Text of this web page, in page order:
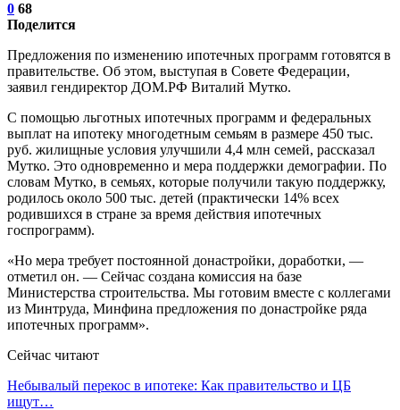
0 68
Поделится
Предложения по изменению ипотечных программ готовятся в
правительстве. Об этом, выступая в Совете Федерации,
заявил гендиректор ДОМ.РФ Виталий Мутко.
С помощью льготных ипотечных программ и федеральных
выплат на ипотеку многодетным семьям в размере 450 тыс.
руб. жилищные условия улучшили 4,4 млн семей, рассказал
Мутко. Это одновременно и мера поддержки демографии. По
словам Мутко, в семьях, которые получили такую поддержку,
родилось около 500 тыс. детей (практически 14% всех
родившихся в стране за время действия ипотечных
госпрограмм).
«Но мера требует постоянной донастройки, доработки, —
отметил он. — Сейчас создана комиссия на базе
Министерства строительства. Мы готовим вместе с коллегами
из Минтруда, Минфина предложения по донастройке ряда
ипотечных программ».
Сейчас читают
Небывалый перекос в ипотеке: Как правительство и ЦБ
ищут…